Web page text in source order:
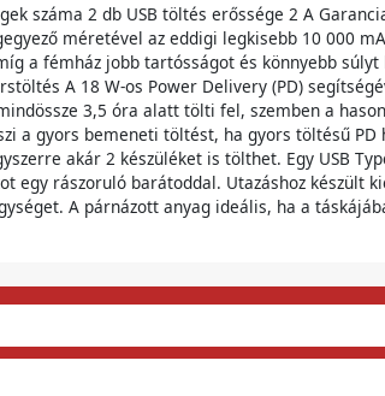
száma 2 db USB töltés erőssége 2 A
méretével az eddigi legkisebb 10 000
a fémház jobb tartósságot és könnyebb
A 18 W-os Power Delivery (PD)
3,5 óra alatt tölti fel, szemben a
a gyors bemeneti töltést, ha gyors töltésű
akár 2 készüléket is tölthet. Egy USB
egy rászoruló barátoddal. Utazáshoz készült
A párnázott anyag ideális, ha a